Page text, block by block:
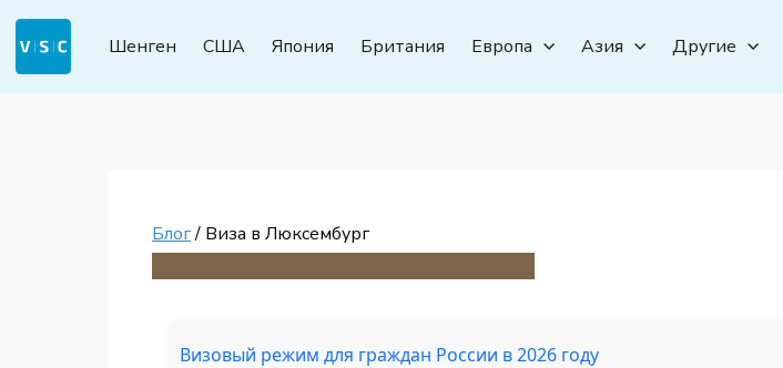
Шенген США Япония Британия Европа Азия Другие
Блог/ Виза в Люксембург
Визовый режим для граждан России в 2026 году